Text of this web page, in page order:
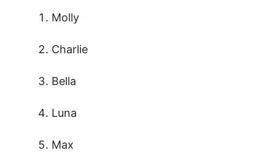
Molly
Charlie
Bella
Luna
Max